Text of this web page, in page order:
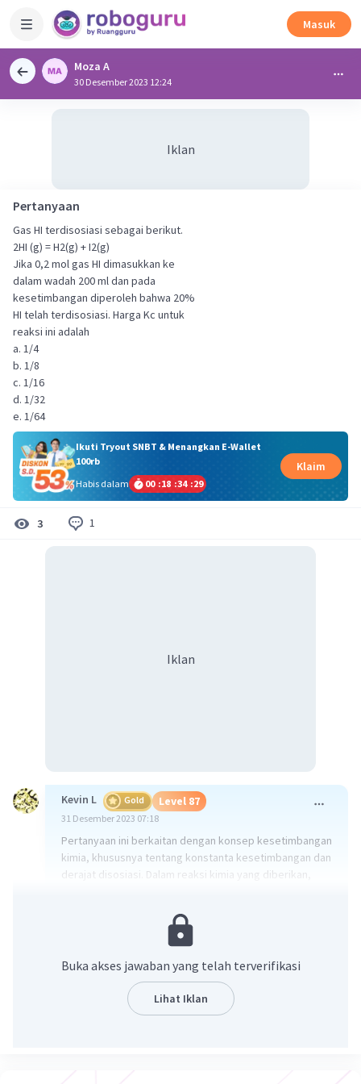
Masuk
Moza A
30 Desember 2023 12:24
Iklan
Pertanyaan
Gas HI terdisosiasi sebagai berikut.
2HI (g) = H2(g) + I2(g)
Jika 0,2 mol gas HI dimasukkan ke
dalam wadah 200 ml dan pada
kesetimbangan diperoleh bahwa 20%
HI telah terdisosiasi. Harga Kc untuk
reaksi ini adalah
a. 1/4
b. 1/8
c. 1/16
d. 1/32
e. 1/64
Ikuti Tryout SNBT & Menangkan E-Wallet
100rb
Habis dalam
00 :18 :34 :29
Klaim
3 1
Iklan
Kevin L Gold Level 87
31 Desember 2023 07:18
Pertanyaan ini berkaitan dengan konsep kesetimbangan
kimia, khususnya tentang konstanta kesetimbangan dan
derajat disosiasi. Dalam reaksi kimia yang diberikan,
pada kesetimbangan diperoleh bahwa 20% HI telah
terdisosiasi. Pertanyaannya adalah berapa nilai Kc untuk
reaksi ini.
1. Pertama, kita perlu menghitung mol HI yang bereaksi.
(mol bereaksi) / (0,2), sehingga mol bereaksi = 0,04 mol.
Buka akses jawaban yang telah terverifikasi
Lihat Iklan